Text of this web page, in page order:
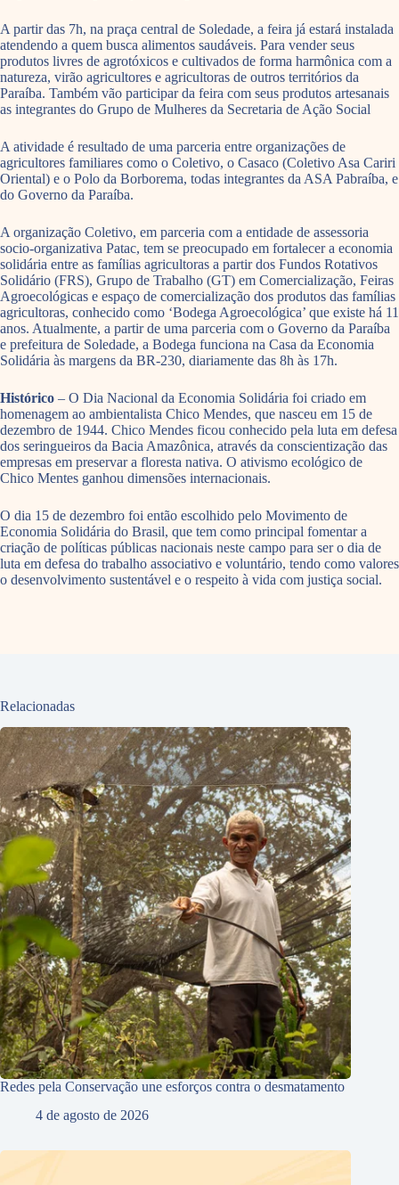
A partir das 7h, na praça central de Soledade, a feira já estará instalada
atendendo a quem busca alimentos saudáveis. Para vender seus
produtos livres de agrotóxicos e cultivados de forma harmônica com a
natureza, virão agricultores e agricultoras de outros territórios da
Paraíba. Também vão participar da feira com seus produtos artesanais
as integrantes do Grupo de Mulheres da Secretaria de Ação Social
A atividade é resultado de uma parceria entre organizações de
agricultores familiares como o Coletivo, o Casaco (Coletivo Asa Cariri
Oriental) e o Polo da Borborema, todas integrantes da ASA Pabraíba, e
do Governo da Paraíba.
A organização Coletivo, em parceria com a entidade de assessoria
socio-organizativa Patac, tem se preocupado em fortalecer a economia
solidária entre as famílias agricultoras a partir dos Fundos Rotativos
Solidário (FRS), Grupo de Trabalho (GT) em Comercialização, Feiras
Agroecológicas e espaço de comercialização dos produtos das famílias
agricultoras, conhecido como ‘Bodega Agroecológica’ que existe há 11
anos. Atualmente, a partir de uma parceria com o Governo da Paraíba
e prefeitura de Soledade, a Bodega funciona na Casa da Economia
Solidária às margens da BR-230, diariamente das 8h às 17h.
Histórico – O Dia Nacional da Economia Solidária foi criado em
homenagem ao ambientalista Chico Mendes, que nasceu em 15 de
dezembro de 1944. Chico Mendes ficou conhecido pela luta em defesa
dos seringueiros da Bacia Amazônica, através da conscientização das
empresas em preservar a floresta nativa. O ativismo ecológico de
Chico Mentes ganhou dimensões internacionais.
O dia 15 de dezembro foi então escolhido pelo Movimento de
Economia Solidária do Brasil, que tem como principal fomentar a
criação de políticas públicas nacionais neste campo para ser o dia de
luta em defesa do trabalho associativo e voluntário, tendo como valores
o desenvolvimento sustentável e o respeito à vida com justiça social.
Relacionadas
Redes pela Conservação une esforços contra o desmatamento
4 de agosto de 2026